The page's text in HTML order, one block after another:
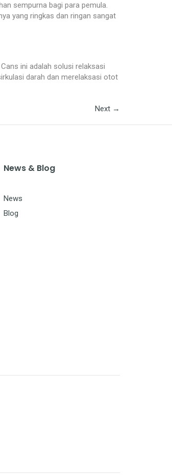
sempurna bagi para pemula.
yang ringkas dan ringan sangat
ini adalah solusi relaksasi
darah dan merelaksasi otot
Next →
News & Blog
News
Blog